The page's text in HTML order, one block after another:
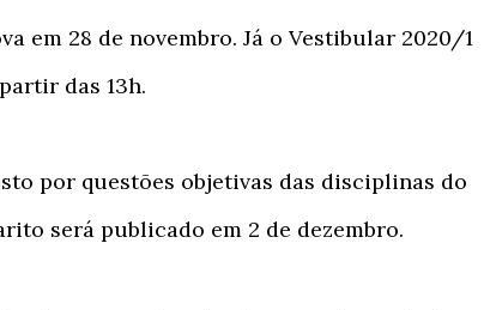
em 28 de novembro. Já o Vestibular 2020/1
das 13h.
por questões objetivas das disciplinas do
será publicado em 2 de dezembro.